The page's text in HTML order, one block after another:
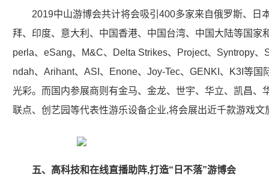
2019中山游博会共计将会吸引400多家来自俄罗斯、日
拜、印度、意大利、中国香港、中国台湾、中国大陆等国家
perla、eSang、M&C、Delta Strikes、Project、Syntropy、
ndah、Arihant、ASI、Enone、Joy-Tec、GENKI、K3I等国
光彩。而国内参展商则有金马、金龙、世宇、华立、凯昌、
联点、创艺园等代表性游乐设备企业,将会展出近千款游戏文
五、高科技和在线直播助阵,打造“日不落”游博会